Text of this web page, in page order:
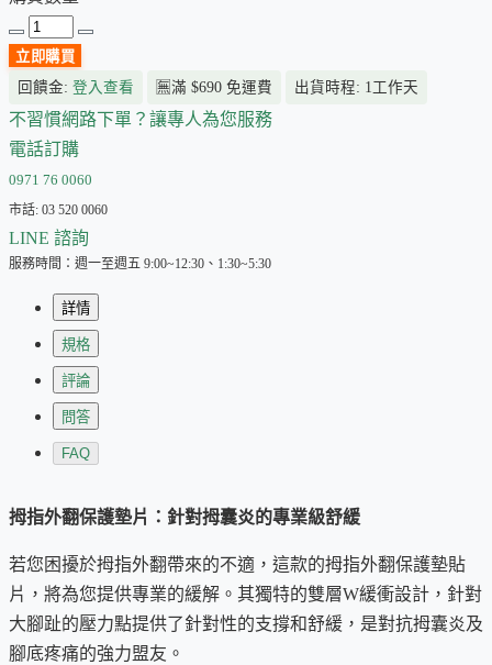
立即購買
回饋金: 登入查看 🈚滿 $690 免運費 出貨時程: 1工作天
不習慣網路下單？讓專人為您服務
電話訂購
0971 76 0060
市話: 03 520 0060
LINE 諮詢
服務時間：週一至週五 9:00~12:30、1:30~5:30
詳情
規格
評論
問答
FAQ
拇指外翻保護墊片：針對拇囊炎的專業級舒緩
若您困擾於拇指外翻帶來的不適，這款​​的拇指外翻保護墊貼
片，將為您提供專業的緩解。其獨特的雙層W緩衝設計，針對
大腳趾的壓力點提供了針對性的支撐和舒緩，是對抗拇囊炎及
腳底疼痛的強力盟友。